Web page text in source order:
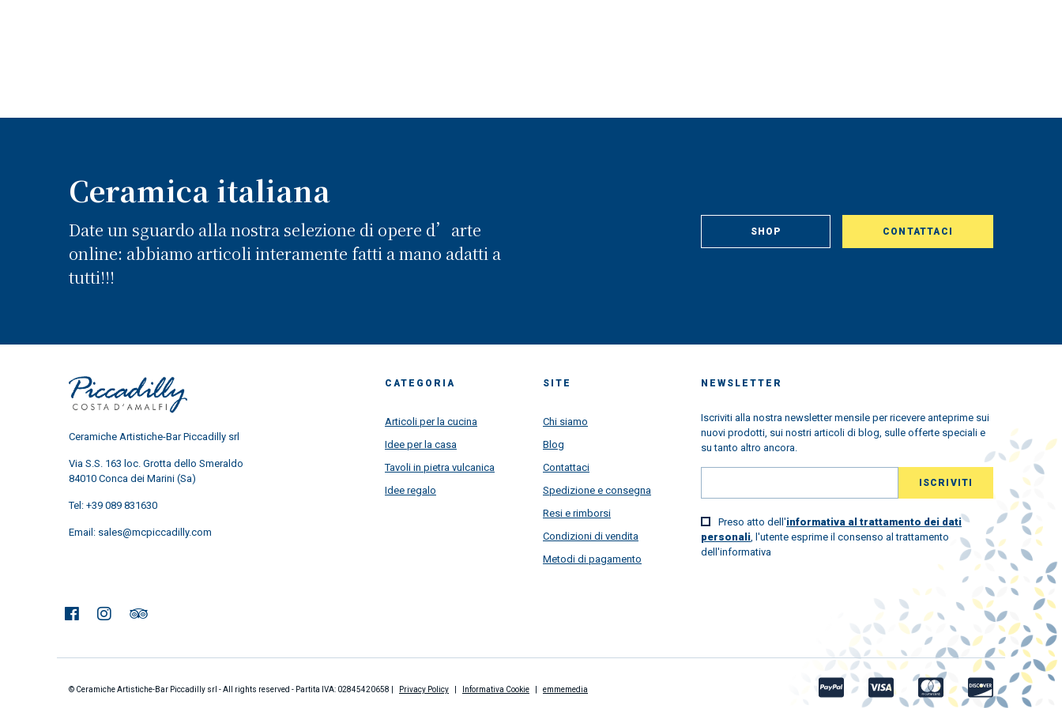
Ceramica italiana
Date un sguardo alla nostra selezione di opere d’arte
online: abbiamo articoli interamente fatti a mano adatti a
tutti!!!
SHOP CONTATTACI
Ceramiche Artistiche-Bar Piccadilly srl
Via S.S. 163 loc. Grotta dello Smeraldo
84010 Conca dei Marini (Sa)
Tel: +39 089 831630
Email: sales@mcpiccadilly.com
CATEGORIA
Articoli per la cucina
Idee per la casa
Tavoli in pietra vulcanica
Idee regalo
SITE
Chi siamo
Blog
Contattaci
Spedizione e consegna
Resi e rimborsi
Condizioni di vendita
Metodi di pagamento
NEWSLETTER
Iscriviti alla nostra newsletter mensile per ricevere anteprime sui
nuovi prodotti, sui nostri articoli di blog, sulle offerte speciali e
su tanto altro ancora.
Preso atto dell'informativa al trattamento dei dati
personali, l'utente esprime il consenso al trattamento
dell'informativa
© Ceramiche Artistiche-Bar Piccadilly srl - All rights reserved - Partita IVA: 02845420658 | Privacy Policy Informativa Cookie emmemedia